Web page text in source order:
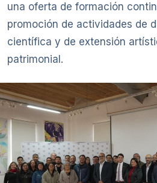
una oferta de formación
promoción de actividades de
científica y de extensión
patrimonial.